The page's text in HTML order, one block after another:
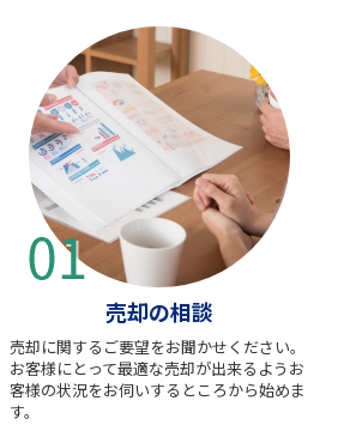
売却の相談
売却に関するご要望をお聞かせください。
お客様にとって最適な売却が出来るようお
客様の状況をお伺いするところから始めま
す。